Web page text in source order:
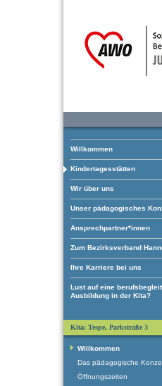
Willkommen
Kindertagesstätten
Wir über uns
Unser pädagogisches
Ansprechpartner*innen
Zum Bezirksverband
Ihre Karriere bei uns
Lust auf eine
Ausbildung in der Kita?
Kita: Tespe, Parkstraße 3
Willkommen
Das pädagogische
Öffnungszeiten